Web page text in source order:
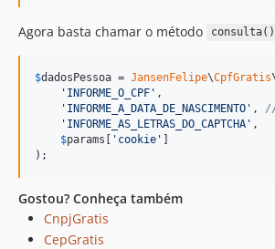
Agora basta chamar o método consulta()
$dadosPessoa = JansenFelipe\CpfGratis
' INFORME_O_CPF ' ,
' INFORME_A_DATA_DE_NASCIMENTO ' , //
' INFORME_AS_LETRAS_DO_CAPTCHA ' ,
$params [ ' cookie ' ]
);
Gostou? Conheça também
CnpjGratis
CepGratis